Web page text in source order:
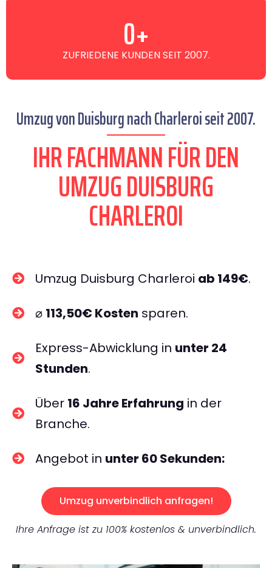
ZUFRIEDENE KUNDEN SEIT 2007.
0+
Umzug von Duisburg nach Charleroi seit 2007.
IHR FACHMANN FÜR DEN
UMZUG DUISBURG
CHARLEROI
Umzug Duisburg Charleroi ab 149€.
⌀ 113,50€ Kosten sparen.
Express-Abwicklung in unter 24
Stunden.
Über 16 Jahre Erfahrung in der
Branche.
Angebot in unter 60 Sekunden:
Umzug unverbindlich anfragen!
Ihre Anfrage ist zu 100% kostenlos & unverbindlich.